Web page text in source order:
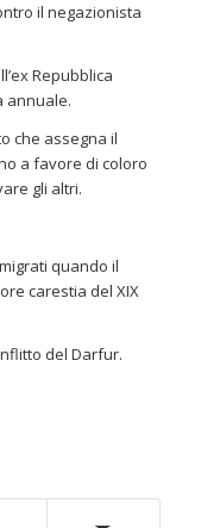
il negazionista
Repubblica
annuale.
che assegna il
a favore di coloro
gli altri.
quando il
carestia del XIX
del Darfur.